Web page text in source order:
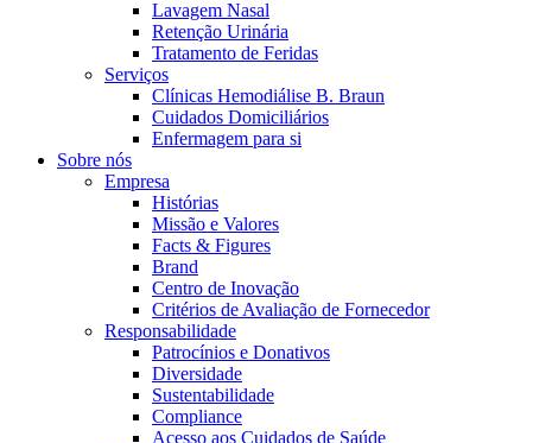
Catálogo de Produtos
Encontre o produto que procura. Visite o catálogo de
Centro de Inovação
Vamos impulsionar juntos a inovação na tecnologia médica.
Lavagem Nasal
Retenção Urinária
Tratamento de Feridas
Serviços
Clínicas Hemodiálise B. Braun
Cuidados Domiciliários
Enfermagem para si
Sobre nós
Empresa
Histórias
Missão e Valores
Facts & Figures
Brand
Centro de Inovação
Critérios de Avaliação de Fornecedor
Responsabilidade
Patrocínios e Donativos
Diversidade
Sustentabilidade
Compliance
Acesso aos Cuidados de Saúde